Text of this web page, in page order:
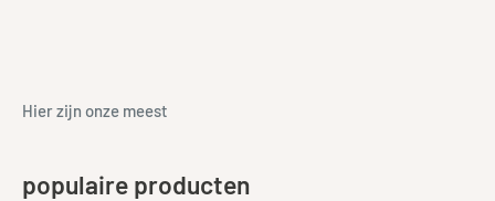
Hier zijn onze meest
populaire producten